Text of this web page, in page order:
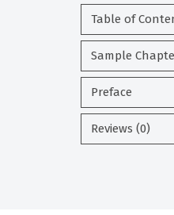
Table of
Sample
Preface
Reviews (0)